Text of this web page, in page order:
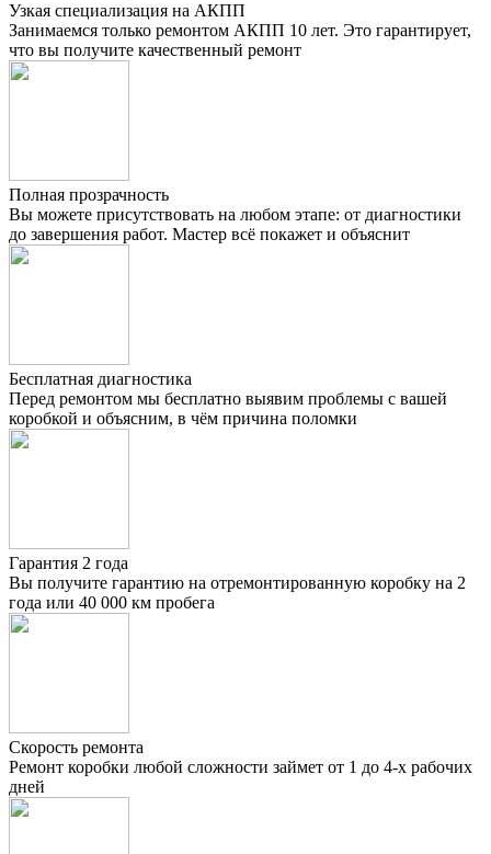
Узкая специализация на АКПП
Занимаемся только ремонтом АКПП 10 лет. Это гарантирует,
что вы получите качественный ремонт
Полная прозрачность
Вы можете присутствовать на любом этапе: от диагностики
до завершения работ. Мастер всё покажет и объяснит
Бесплатная диагностика
Перед ремонтом мы бесплатно выявим проблемы с вашей
коробкой и объясним, в чём причина поломки
Гарантия 2 года
Вы получите гарантию на отремонтированную коробку на 2
года или 40 000 км пробега
Скорость ремонта
Ремонт коробки любой сложности займет от 1 до 4-х рабочих
дней